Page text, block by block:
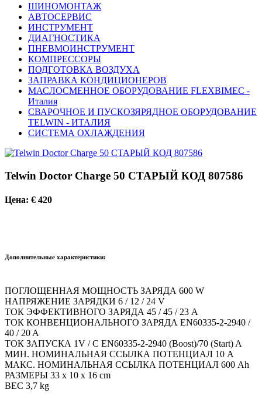
ШИНОМОНТАЖ
АВТОСЕРВИС
ИНСТРУМЕНТ
ДИАГНОСТИКА
ПНЕВМОИНСТРУМЕНТ
КОМПРЕССОРЫ
ПОДГОТОВКА ВОЗДУХА
ЗАПРАВКА КОНДИЦИОНЕРОВ
МАСЛОСМЕННОЕ ОБОРУДОВАНИЕ FLEXBIMEC -
Италия
СВАРОЧНОЕ И ПУСКОЗЯРЯДНОЕ ОБОРУДОВАНИЕ
TELWIN - ИТАЛИЯ
СИСТЕМА ОХЛАЖДЕНИЯ
Telwin Doctor Charge 50 СТАРЫЙ КОД 807586
Цена: € 420
Дополнительные характеристики:
ПОГЛОЩЕННАЯ МОЩНОСТЬ ЗАРЯДА 600 W
НАПРЯЖЕНИЕ ЗАРЯДКИ 6 / 12 / 24 V
ТОК ЭФФЕКТИВНОГО ЗАРЯДА 45 / 45 / 23 A
ТОК КОНВЕНЦИОНАЛЬНОГО ЗАРЯДА EN60335-2-2940 /
40 / 20 A
ТОК ЗАПУСКА 1V / C EN60335-2-2940 (Boost)/70 (Start) A
МИН. НОМИНАЛЬНАЯ ССЫЛКА ПОТЕНЦИАЛ 10 A
МАКС. НОМИНАЛЬНАЯ ССЫЛКА ПОТЕНЦИАЛ 600 Ah
РАЗМЕРЫ 33 x 10 x 16 cm
ВЕС 3,7 kg